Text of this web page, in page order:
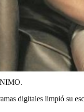
digitales limpió su